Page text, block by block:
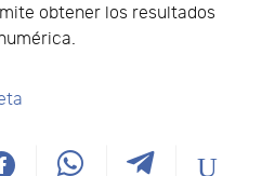
obtener los resultados